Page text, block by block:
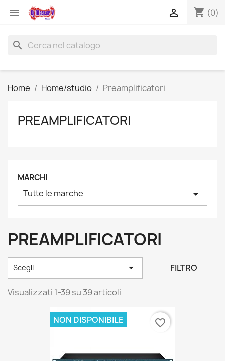
 shopping_cart (0)

search
Home Home/studio Preamplificatori
PREAMPLIFICATORI
MARCHI
Tutte le marche arrow_drop_down
PREAMPLIFICATORI
Scegli  FILTRO
Visualizzati 1-39 su 39 articoli
NON DISPONIBILE favorite_border